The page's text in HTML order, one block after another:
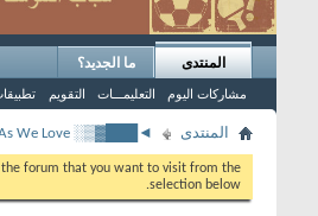
المنتدى
مشاركات اليوم التعليمـــات التقويم
ما الجديد؟
المنتدى ◄███▓▒░ As Much As We Love░▒
the forum that you want to visit from the
selection below.